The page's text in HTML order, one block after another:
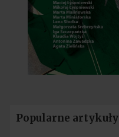
Popularne artykuły